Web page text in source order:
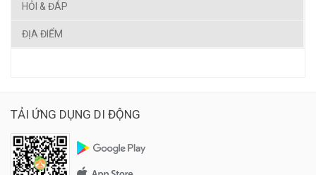
HỎI & ĐÁP
ĐỊA ĐIỂM
TẢI ỨNG DỤNG DI ĐỘNG